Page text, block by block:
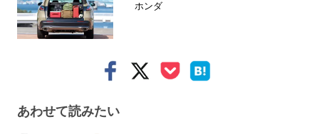
ホンダ
あわせて読みたい